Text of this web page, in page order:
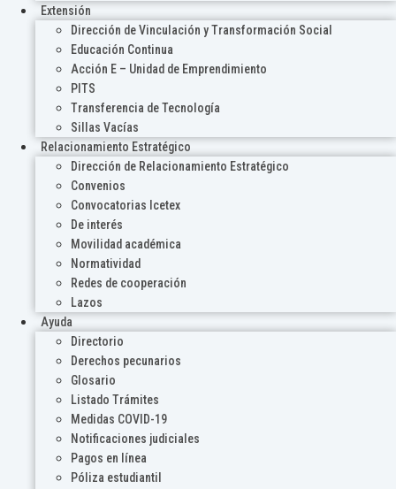
Extensión
Dirección de Vinculación y Transformación Social
Educación Continua
Acción E – Unidad de Emprendimiento
PITS
Transferencia de Tecnología
Sillas Vacías
Relacionamiento Estratégico
Dirección de Relacionamiento Estratégico
Convenios
Convocatorias Icetex
De interés
Movilidad académica
Normatividad
Redes de cooperación
Lazos
Ayuda
Directorio
Derechos pecunarios
Glosario
Listado Trámites
Medidas COVID-19
Notificaciones judiciales
Pagos en línea
Póliza estudiantil